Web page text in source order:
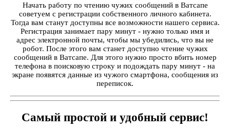
Начать работу по чтению чужих сообщений в Ватсапе
советуем с регистрации собственного личного кабинета.
Тогда вам станут доступны все возможности нашего сервиса.
Регистрация занимает пару минут - нужно только имя и
адрес электронной почты, чтобы мы убедились, что вы не
робот. После этого вам станет доступно чтение чужих
сообщений в Ватсапе. Для этого нужно просто вбить номер
телефона в поисковую строку и подождать пару минут - на
экране появятся данные из чужого смартфона, сообщения из
переписок.
Самый простой и удобный сервис!